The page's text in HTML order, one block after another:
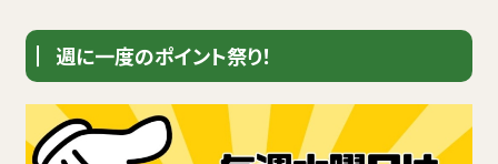
週に一度のポイント祭り！